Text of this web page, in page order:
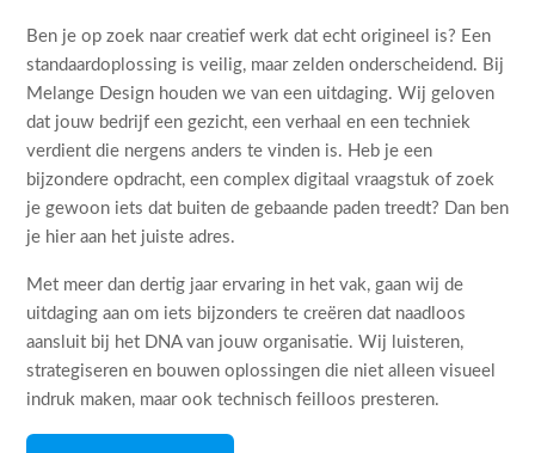
Ben je op zoek naar creatief werk dat echt origineel is? Een
standaardoplossing is veilig, maar zelden onderscheidend. Bij
Melange Design houden we van een uitdaging. Wij geloven
dat jouw bedrijf een gezicht, een verhaal en een techniek
verdient die nergens anders te vinden is. Heb je een
bijzondere opdracht, een complex digitaal vraagstuk of zoek
je gewoon iets dat buiten de gebaande paden treedt? Dan ben
je hier aan het juiste adres.
Met meer dan dertig jaar ervaring in het vak, gaan wij de
uitdaging aan om iets bijzonders te creëren dat naadloos
aansluit bij het DNA van jouw organisatie. Wij luisteren,
strategiseren en bouwen oplossingen die niet alleen visueel
indruk maken, maar ook technisch feilloos presteren.